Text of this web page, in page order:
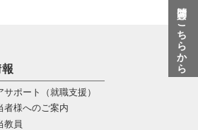
サポート（就職支援）
者様へのご案内
教員
質問はこちらから